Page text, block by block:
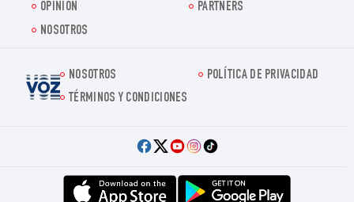
OPINIÓN
PARTNERS
NOSOTROS
Voz.us
NOSOTROS
POLÍTICA DE PRIVACIDAD
TÉRMINOS Y CONDICIONES